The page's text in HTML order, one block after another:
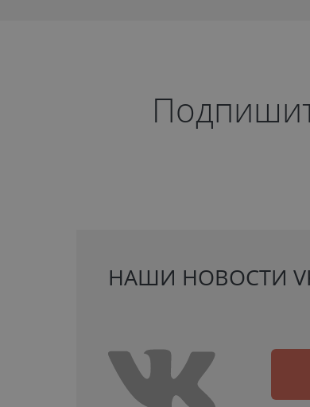
НАШИ НОВОСТИ